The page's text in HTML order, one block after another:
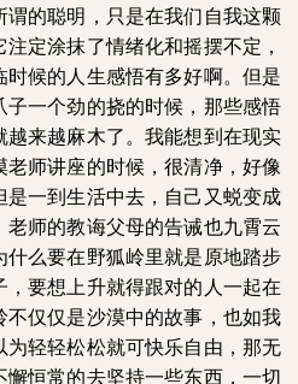
的聪明，只是在我们自我这颗
定涂抹了情绪化和摇摆不定，
候的人生感悟有多好啊。但是
子一个劲的挠的时候，那些感悟
越来越麻木了。我能想到在现实
师讲座的时候，很清净，好像
是一到生活中去，自己又蜕变成
师的教诲父母的告诫也九霄云
么要在野狐岭里就是原地踏步
要想上升就得跟对的人一起在
仅仅是沙漠中的故事，也如我
轻轻松松就可快乐自由，那无
恒常的去坚持一些东西，一切